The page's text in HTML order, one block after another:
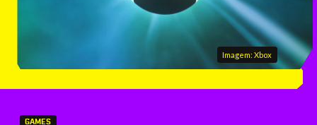
Imagem: Xbox
GAMES